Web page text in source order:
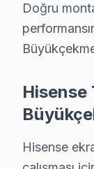
ULED/Mini
Kart
Port ve
»
Hisense
Doğru
Hisense
Hisense